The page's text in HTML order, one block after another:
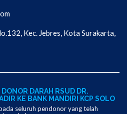
Kec. Jebres, Kota Surakarta,
DARAH RSUD DR.
KE BANK MANDIRI KCP SOLO
seluruh pendonor yang telah